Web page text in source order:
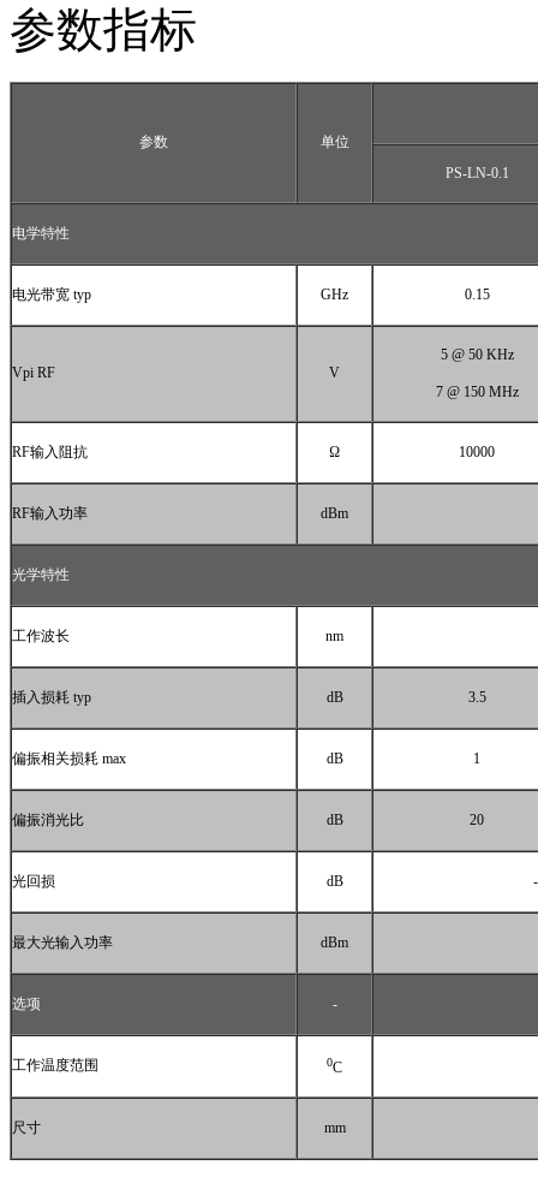
参数指标
参数
单位
PS-LN-0.1
电学特性
电光带宽 typ GHz 0.15
Vpi RF V
5 @ 50 KHz
7 @ 150 MHz
RF输入阻抗 Ω 10000
RF输入功率 dBm
光学特性
工作波长 nm
插入损耗 typ dB 3.5
偏振相关损耗 max dB 1
偏振消光比 dB 20
光回损 dB
最大光输入功率 dBm
选项 -
工作温度范围 0C
尺寸 mm